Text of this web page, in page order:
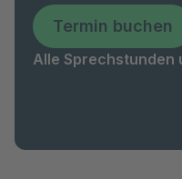
Termin buchen
Alle Sprechstunden